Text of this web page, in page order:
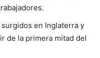
en Inglaterra y
de la primera mitad del